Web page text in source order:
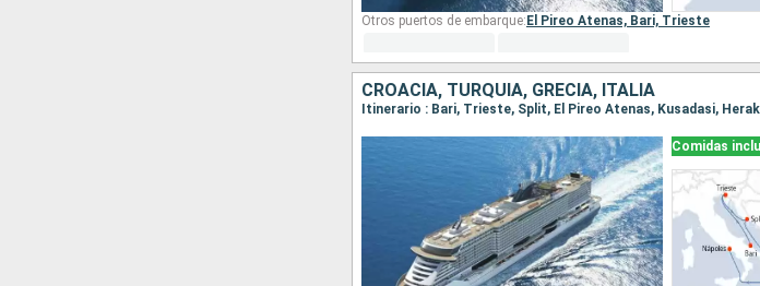
Otros puertos de embarque: El Pireo Atenas, Bari, Trieste
CROACIA, TURQUÍA, GRECIA, ITALIA
Itinerario : Bari, Trieste, Split, El Pireo Atenas, Kusadasi,
Comidas